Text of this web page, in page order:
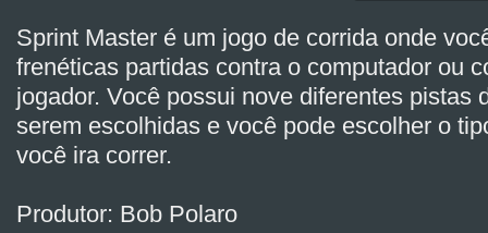
Sprint Master é um jogo de corrida onde
frenéticas partidas contra o computador ou
jogador. Você possui nove diferentes pistas
serem escolhidas e você pode escolher o
você ira correr.
Produtor: Bob Polaro